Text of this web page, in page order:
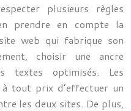
plusieurs règles
prendre en compte la
web qui fabrique son
choisir une ancre
textes optimisés. Les
tout prix d’effectuer un
les deux sites. De plus,